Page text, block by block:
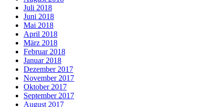
Juli 2018
Juni 2018
Mai 2018
April 2018
März 2018
Februar 2018
Januar 2018
Dezember 2017
November 2017
Oktober 2017
September 2017
August 2017